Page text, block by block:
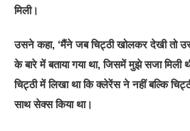
मिली।
उसने कहा, ‘मैंने जब चिट्ठी खोलकर देखी तो
के बारे में बताया गया था, जिसमें मुझे सजा मिली
चिट्ठी में लिखा था कि क्‍लेरेंस ने नहीं बल्कि
साथ सेक्‍स किया था।